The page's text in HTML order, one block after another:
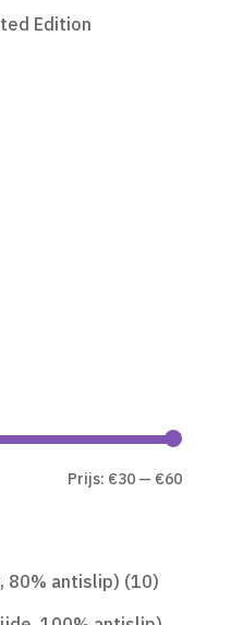
Edition
Min.
Max.
Prijs: €30 — €60
80% antislip) (10)